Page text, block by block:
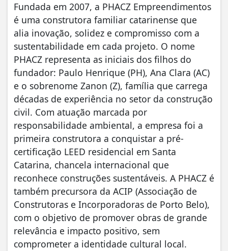
Fundada em 2007, a PHACZ Empreendimentos
é uma construtora familiar catarinense que
alia inovação, solidez e compromisso com a
sustentabilidade em cada projeto. O nome
PHACZ representa as iniciais dos filhos do
fundador: Paulo Henrique (PH), Ana Clara (AC)
e o sobrenome Zanon (Z), família que carrega
décadas de experiência no setor da construção
civil. Com atuação marcada por
responsabilidade ambiental, a empresa foi a
primeira construtora a conquistar a pré-
certificação LEED residencial em Santa
Catarina, chancela internacional que
reconhece construções sustentáveis. A PHACZ é
também precursora da ACIP (Associação de
Construtoras e Incorporadoras de Porto Belo),
com o objetivo de promover obras de grande
relevância e impacto positivo, sem
comprometer a identidade cultural local.